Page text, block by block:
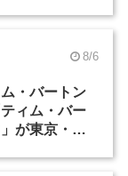
8/6
・バートン
ィム・バー
が東京・豊